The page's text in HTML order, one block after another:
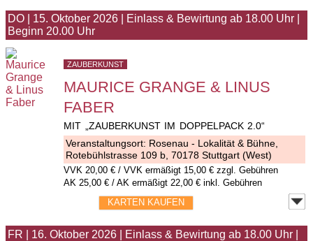
DO 15. Oktober 2026 Einlass & Bewirtung ab 18.00 Uhr
Beginn 20.00 Uhr
ZAUBERKUNST
MAURICE GRANGE & LINUS
FABER
MIT „ZAUBERKUNST IM DOPPELPACK 2.0“
Veranstaltungsort: Rosenau - Lokalität & Bühne,
Rotebühlstrasse 109 b, 70178 Stuttgart (West)
VVK 20,00 € / VVK ermäßigt 15,00 € zzgl. Gebühren
AK 25,00 € / AK ermäßigt 22,00 € inkl. Gebühren
KARTEN KAUFEN
FR 16. Oktober 2026 Einlass & Bewirtung ab 18.00 Uhr